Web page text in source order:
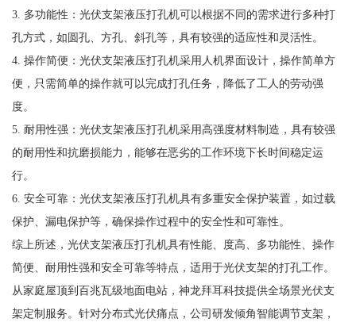
3. 多功能性：光伏支架液压打孔机可以根据不同的需求进行多种打
孔方式，如圆孔、方孔、斜孔等，具有较强的适应性和灵活性。
4. 操作简便：光伏支架液压打孔机采用人机界面设计，操作简单方
便，只需简单的操作就可以完成打孔任务，降低了工人的劳动强
度。
5. 耐用性强：光伏支架液压打孔机采用高强度材料制造，具有较强
的耐用性和抗磨损能力，能够在恶劣的工作环境下长时间稳定运
行。
6. 安全可靠：光伏支架液压打孔机具有多重安全保护装置，如过载
保护、漏电保护等，确保操作过程中的安全性和可靠性。
综上所述，光伏支架液压打孔机具有性能、度高、多功能性、操作
简便、耐用性强和安全可靠等特点，适用于光伏支架的打孔工作。
从家庭屋顶到百兆瓦级地面电站，神龙拜耳科技提供全场景光伏支
架定制服务。针对分布式光伏痛点，公司研发倾角智能调节支架，